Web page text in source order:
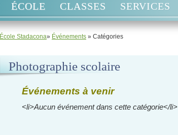
ÉCOLE CLASSES SERVICES
École Stadacona» Événements » Catégories
Photographie scolaire
Événements à venir
<li>Aucun événement dans cette catégorie</li>